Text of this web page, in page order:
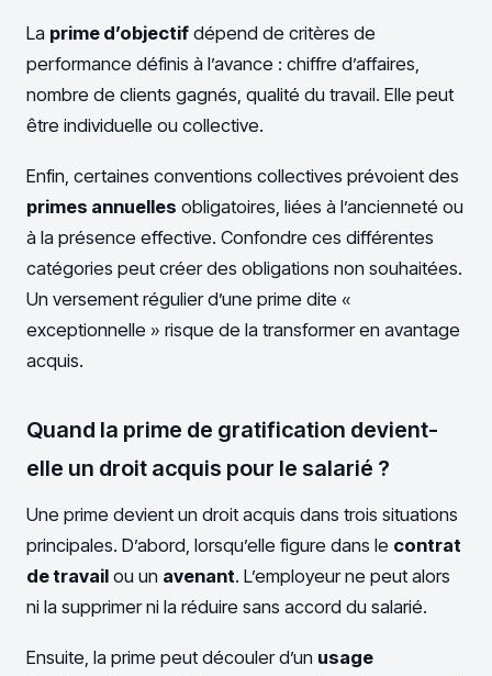
La prime d’objectif dépend de critères de
performance définis à l’avance : chiffre d’affaires,
nombre de clients gagnés, qualité du travail. Elle peut
être individuelle ou collective.
Enfin, certaines conventions collectives prévoient des
primes annuelles obligatoires, liées à l’ancienneté ou
à la présence effective. Confondre ces différentes
catégories peut créer des obligations non souhaitées.
Un versement régulier d’une prime dite «
exceptionnelle » risque de la transformer en avantage
acquis.
Quand la prime de gratification devient-
elle un droit acquis pour le salarié ?
Une prime devient un droit acquis dans trois situations
principales. D’abord, lorsqu’elle figure dans le contrat
de travail ou un avenant. L’employeur ne peut alors
ni la supprimer ni la réduire sans accord du salarié.
Ensuite, la prime peut découler d’un usage